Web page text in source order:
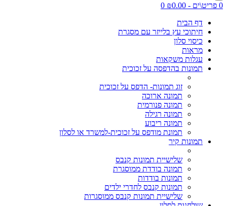
0 פריט\ים - ₪0.00
0
דף הבית
חיתוכי עץ בלייזר עם מסגרת
כיסוי סלון
מראות
עגלות משקאות
תמונות בהדפסה על זכוכית
זוג תמונות- הדפס על זכוכית
תמונה ארוכה
תמונה פנורמית
תמונה רגילה
תמונה ריבוע
תמונת מודפס על זכוכית-למשרד או לסלון
תמונות קיר
שלישיית תמונות קנבס
תמונה בודדת ממוסגרת
תמונות בודדות
תמונות קנבס לחדרי ילדים
שלישיית תמונות קנבס ממוסגרות